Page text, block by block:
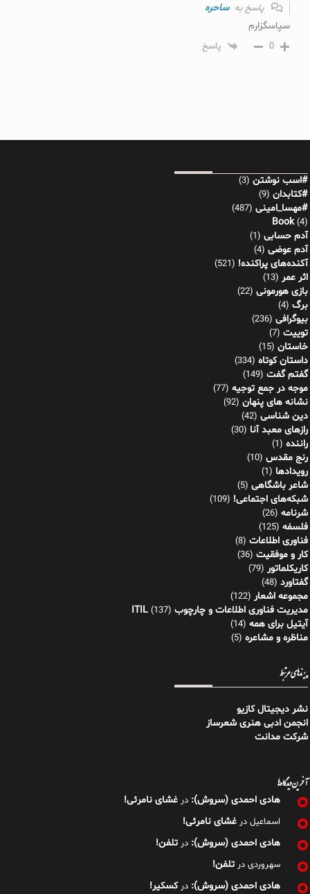
پاسخ بهساحره
سپاسگزارم
0 پاسخ
#اسب نوشتن (3)
#کتابدان (9)
#مهسا_امینی (487)
Book(4)
آدم حسابی (1)
آدم عوضی (4)
آکنده‌های پراکنده! (521)
اثر عمر (13)
بازی هورمونی (22)
برگ (4)
بیوگرافی (236)
توییت (7)
خاستان (15)
داستان کوتاه (334)
گفتم گفت (149)
موجه در جمع توجیه (77)
نشانه های پنهان (92)
دین شناسی (42)
رازهای معبد آنا (30)
راننده (1)
رنج مقدس (10)
رویدادها (1)
شاعر باشگاهی (5)
شبکه‌های اجتماعی! (109)
شرنامه (26)
فلسفه (125)
فناوری اطلاعات (8)
کار و موفقیت (36)
کاریکلماتور (79)
گفتاورد (48)
مجموعه اشعار (122)
مدیریت فناوری اطلاعات و چارچوب ITIL (137)
آیتیل برای همه (14)
مناظره و مشاعره (5)
پیوندهای مرتبط
نشر دیجیتال کازیو
انجمن ادبی هنری شعرساز
شرکت مدانت
آخرین دیدگاه‌ها
هادی احمدی (سروش): در غشای نامرئی!
اسماعیل در غشای نامرئی!
هادی احمدی (سروش): در تلفن!
سهروردی در تلفن!
هادی احمدی (سروش): درکسکیر!